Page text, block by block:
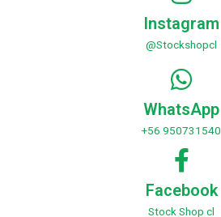
Instagram
@Stockshopcl
WhatsApp
+56 950731540
Facebook
Stock Shop cl